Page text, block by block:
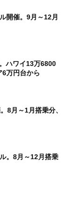
開催。9月～12月
ハワイ13万6800
6万円台から
8月～1月搭乗分、
。8月～12月搭乗